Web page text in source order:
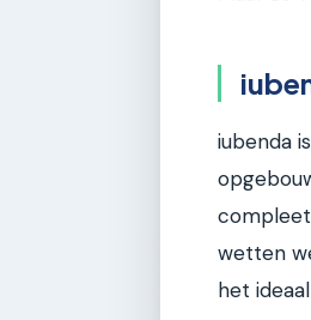
iubenda
wetten
het